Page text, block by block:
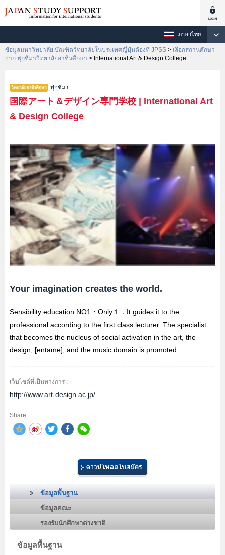
ภาษาไทย
ข้อมูลมหาวิทยาลัย,บัณฑิตวิทยาลัยในประเทศญี่ปุ่นต้องที่ JPSS > เลือกสถานศึกษา
จาก ฟุกุชิมาวิทยาลัยอาชีวศึกษา > International Art & Design College
ฟุกุชิมา
国際アート＆デザイン専門学校| International Art
& Design College
Your imagination creates the world.
Sensibility education NO1・Only１．It guides it to the
professional according to the first class lecturer. The specialist
that becomes the nucleus of social activation in the art, the
design, [entame], and the music domain is promoted.
เว็บไซต์ที่เป็นทางการ :
http://www.art-design.ac.jp/
Share:
ข้อมูลพื้นฐาน
ข้อมูลคณะ
รองรับนักศึกษาต่างชาติ
ข้อมูลพื้นฐาน